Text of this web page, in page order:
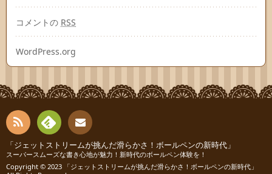
コメントの RSS
WordPress.org
RSS
Fee
お問
「ジェットストリームが挑んだ滑らかさ！ボールペンの新時代」
スーパースムーズな書き心地が魅力！新時代のボールペン体験を！
Copyright © 2023 「ジェットストリームが挑んだ滑らかさ！ボールペンの新時代」